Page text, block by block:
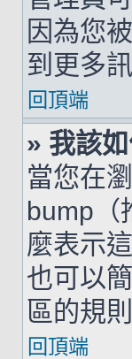
因為您
到更多
回頂端
» 我該
當您在
bump（
麼表示
也可以
區的規則
回頂端